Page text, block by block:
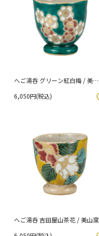
へご湯呑 グリーン紅白梅 / 美山
6,050円(税込)
へご湯呑 吉田屋山茶花 / 美山窯